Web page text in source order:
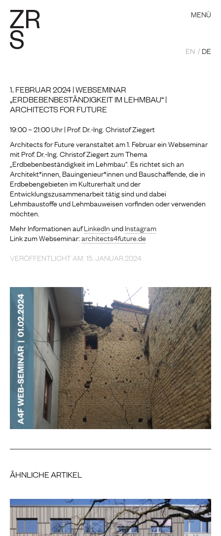
MENÜ
EN DE
1. FEBRUAR 2024 | WEBSEMINAR
„ERDBEBENBESTÄNDIGKEIT IM LEHMBAU“ |
ARCHITECTS FOR FUTURE
19:00 – 21:00 Uhr | Prof. Dr.-Ing. Christof Ziegert
Architects for Future veranstaltet am 1. Februar ein Webseminar
mit Prof. Dr.-Ing. Christof Ziegert zum Thema
Erdbebenbeständigkeit im Lehmbau“. Esrichtet sich an
Architekt*innen, Bauingenieur*innen und Bauschaffende, die in
Erdbebengebieten im Kulturerhalt und der
Entwicklungszusammenarbeit tätig sind und dabei
Lehmbaustoffe und Lehmbauweisen vorfinden oder verwenden
möchten.
Mehr Informationen aufLinkedInundInstagram
Link zum Webseminar:architects4future.de
VERÖFFENTLICHT AM: 15. JANUAR 2024
ÄHNLICHE ARTIKEL